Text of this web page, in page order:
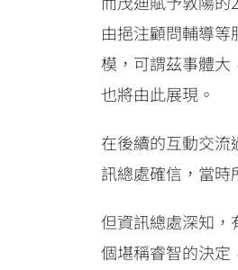
由挹注顧問輔導
模，可謂茲事體大
也將由此展現。
在後續的互動交
訊總處確信，當時
但資訊總處深知，
個堪稱睿智的決定